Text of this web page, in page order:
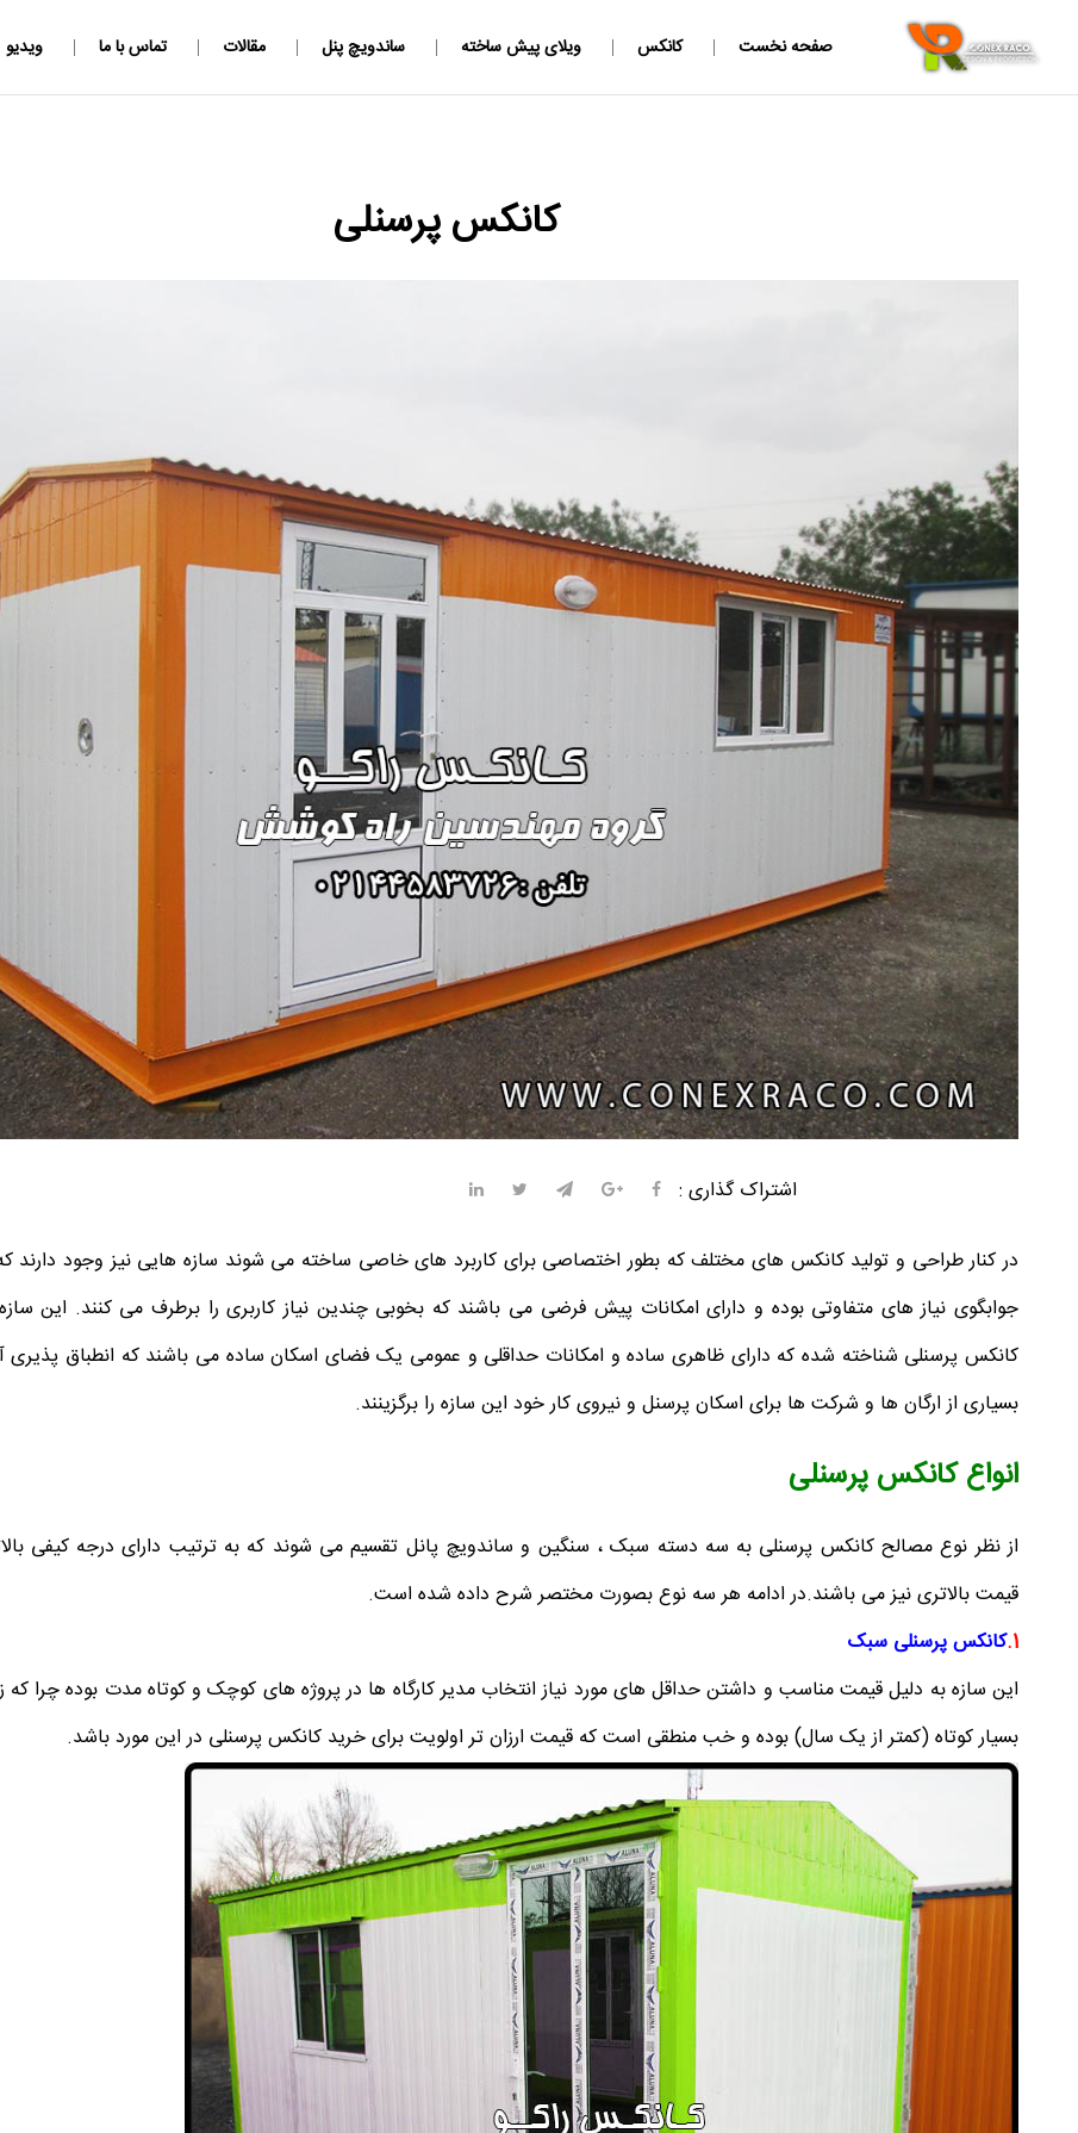
صفحه نخست کانکس ویلای پیش ساخته ساندویچ پنل مقالات تماس با ما ویدیو
کانکس پرسنلی
اشتراک گذاری :
در کنار طراحی و تولید کانکس های مختلف که بطور اختصاصی برای کاربرد های خاصی ساخته می شوند سازه هایی نیز وجود
جوابگوی نیاز های متفاوتی بوده و دارای امکانات پیش فرضی می باشند که بخوبی چندین نیاز کاربری را برطرف می کنند. این
کانکس پرسنلی شناخته شده که دارای ظاهری ساده و امکانات حداقلی و عمومی یک فضای اسکان ساده می باشند که انطباق پذیری
بسیاری از ارگان ها و شرکت ها برای اسکان پرسنل و نیروی کار خود این سازه را برگزینند.
انواع کانکس پرسنلی
از نظر نوع مصالح کانکس پرسنلی به سه دسته سبک ، سنگین و ساندویچ پانل تقسیم می شوند که به ترتیب دارای درجه کیفی
قیمت بالاتری نیز می باشند.در ادامه هر سه نوع بصورت مختصر شرح داده شده است.
1. کانکس پرسنلی سبک
این سازه به دلیل قیمت مناسب و داشتن حداقل های مورد نیاز انتخاب مدیر کارگاه ها در پروژه های کوچک و کوتاه مدت بوده چرا که
بسیار کوتاه (کمتر از یک سال) بوده و خب منطقی است که قیمت ارزان تر اولویت برای خرید کانکس پرسنلی در این مورد باشد.